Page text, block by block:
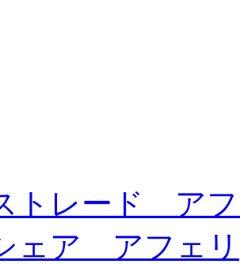
トレード ア
ェア アフェリ